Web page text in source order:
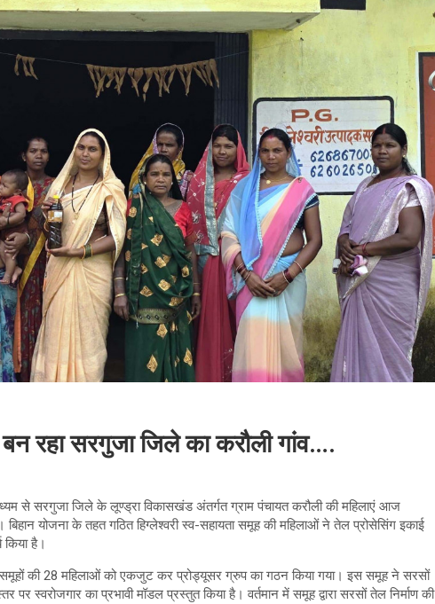
रहा सरगुजा जिले का करौली गांव….
से सरगुजा जिले के लूण्ड्रा विकासखंड अंतर्गत ग्राम पंचायत करौली की महिलाएं आज
योजना के तहत गठित हिग्लेश्वरी स्व-सहायता समूह की महिलाओं ने तेल प्रोसेसिंग इकाई
है।
की 28 महिलाओं को एकजुट कर प्रोड्यूसर ग्रुप का गठन किया गया। इस समूह ने सरसों
पर स्वरोजगार का प्रभावी मॉडल प्रस्तुत किया है। वर्तमान में समूह द्वारा सरसों तेल निर्माण की